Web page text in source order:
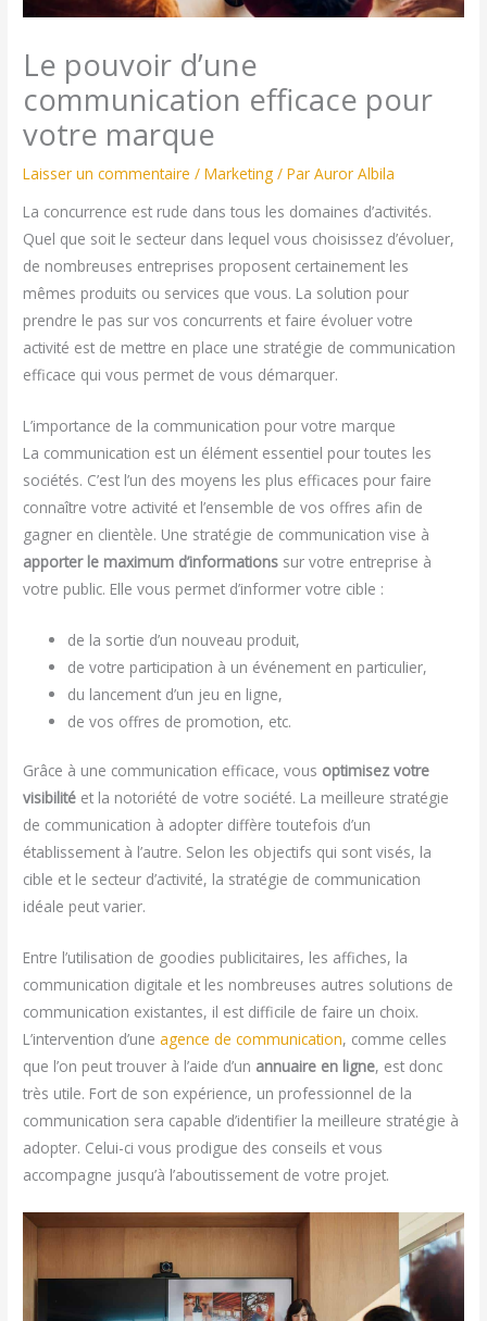
Le pouvoir d’une
communication efficace pour
votre marque
Laisser un commentaire /Marketing / ParAuror Albila
La concurrence est rude dans tous les domaines d’activités.
Quel que soit le secteur dans lequel vous choisissez d’évoluer,
de nombreuses entreprises proposent certainement les
mêmes produits ou services que vous. La solution pour
prendre le pas sur vos concurrents et faire évoluer votre
activité est de mettre en place une stratégie de communication
efficace qui vous permet de vous démarquer.
L’importance de la communication pour votre marque
La communication est un élément essentiel pour toutes les
sociétés. C’est l’un des moyens les plus efficaces pour faire
connaître votre activité et l’ensemble de vos offres afin de
gagner en clientèle. Une stratégie de communication vise à
apporter le maximum d’informations sur votre entreprise à
votre public. Elle vous permet d’informer votre cible :
de la sortie d’un nouveau produit,
de votre participation à un événement en particulier,
du lancement d’un jeu en ligne,
de vos offres de promotion, etc.
Grâce à une communication efficace, vous optimisez votre
visibilité et la notoriété de votre société. La meilleure stratégie
de communication à adopter diffère toutefois d’un
établissement à l’autre. Selon les objectifs qui sont visés, la
cible et le secteur d’activité, la stratégie de communication
idéale peut varier.
Entre l’utilisation de goodies publicitaires, les affiches, la
communication digitale et les nombreuses autres solutions de
communication existantes, il est difficile de faire un choix.
L’intervention d’uneagence de communication, comme celles
que l’on peut trouver à l’aide d’un annuaire en ligne, est donc
très utile. Fort de son expérience, un professionnel de la
communication sera capable d’identifier la meilleure stratégie à
adopter. Celui-ci vous prodigue des conseils et vous
accompagne jusqu’à l’aboutissement de votre projet.